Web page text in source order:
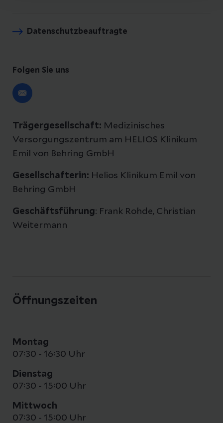
Datenschutzbeauftragte
Folgen Sie uns
Trägergesellschaft: Medizinisches
Versorgungszentrum am HELIOS Klinikum
Emil von Behring GmbH
Gesellschafterin: Helios Klinikum Emil von
Behring GmbH
Geschäftsführung: Frank Rohde, Christian
Weitermann
Öffnungszeiten
Montag
07:30 - 16:30 Uhr
Dienstag
07:30 - 15:00 Uhr
Mittwoch
07:30 - 15:00 Uhr